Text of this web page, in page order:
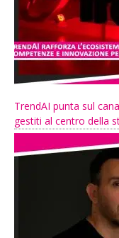
TrendAI punta sul
gestiti al centro della